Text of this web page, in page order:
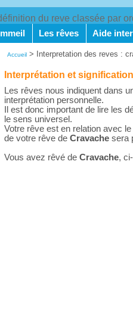
du reve classée par
Les rêves Aide
Accueil > Interpretation des reves :
Interprétation et
Les rêves nous indiquent dans
interprétation personnelle.
Il est donc important de lire les
le sens universel.
Votre rêve est en relation avec
de votre rêve deCravache sera
Vous avez rêvé deCravache,